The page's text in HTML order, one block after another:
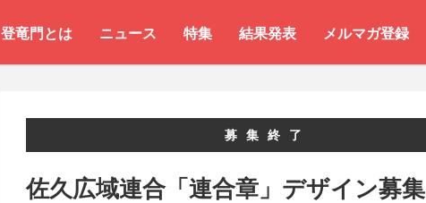
登竜門とは ニュース 特集 結果発表 メルマガ登録
募集終了
佐久広域連合「連合章」デザイン募集